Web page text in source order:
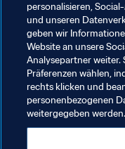
Für den amtierenden
allem die
die Fähigkeit, aus
machen. Auf der
dass sich River
präsentiert und in
und Schnelligkeit von
durchaus in
personalisieren,
und unseren
geben wir
Website an unsere
Analysepartner weiter.
Präferenzen wählen,
rechts klicken und
personenbezogenen
weitergegeben werden.